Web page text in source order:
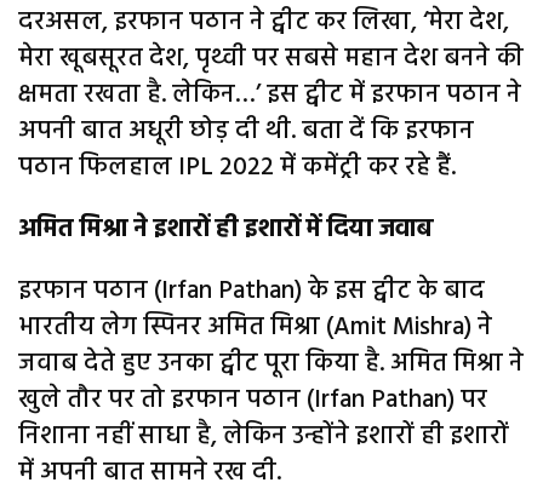
दरअसल, इरफान पठान ने ट्वीट कर लिखा, ‘मेरा देश,
मेरा खूबसूरत देश, पृथ्वी पर सबसे महान देश बनने की
क्षमता रखता है. लेकिन…’ इस ट्वीट में इरफान पठान ने
अपनी बात अधूरी छोड़ दी थी. बता दें कि इरफान
पठान फिलहाल IPL 2022 में कमेंट्री कर रहे हैं.
अमित मिश्रा ने इशारों ही इशारों में दिया जवाब
इरफान पठान (Irfan Pathan) के इस ट्वीट के बाद
भारतीय लेग स्पिनर अमित मिश्रा (Amit Mishra) ने
जवाब देते हुए उनका ट्वीट पूरा किया है. अमित मिश्रा ने
खुले तौर पर तो इरफान पठान (Irfan Pathan) पर
निशाना नहीं साधा है, लेकिन उन्होंने इशारों ही इशारों
में अपनी बात सामने रख दी.